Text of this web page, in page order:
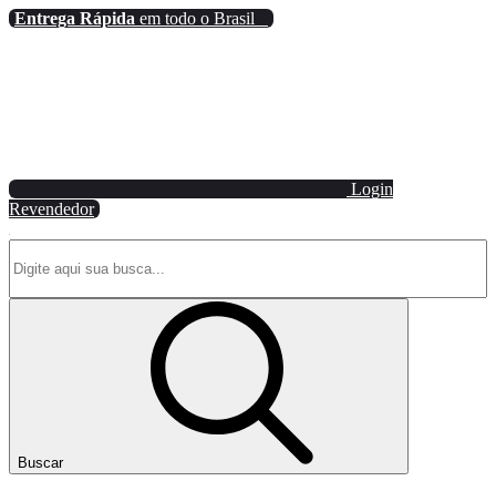
Entrega Rápida em todo o Brasil
Login
Revendedor
Buscar